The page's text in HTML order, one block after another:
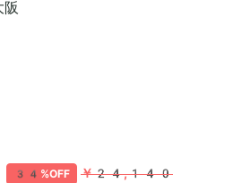
34%OFF ￥24,140